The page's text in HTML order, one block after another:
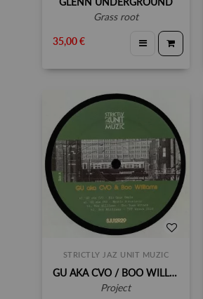
grass root
35,00 €
STRICTLY JAZ UNIT MUZIC
GU AKA CVO / BOO WILLIAMS
project